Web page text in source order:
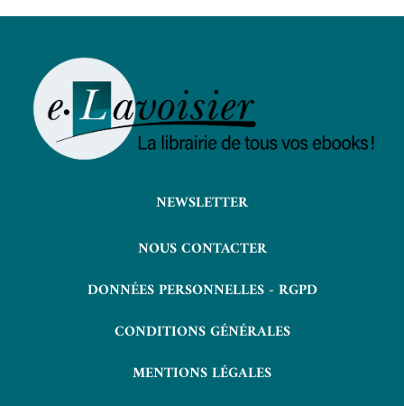
NEWSLETTER
NOUS CONTACTER
DONNÉES PERSONNELLES - RGPD
CONDITIONS GÉNÉRALES
MENTIONS LÉGALES